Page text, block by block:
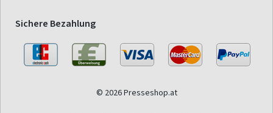
Sichere Bezahlung
© 2026 Presseshop.at